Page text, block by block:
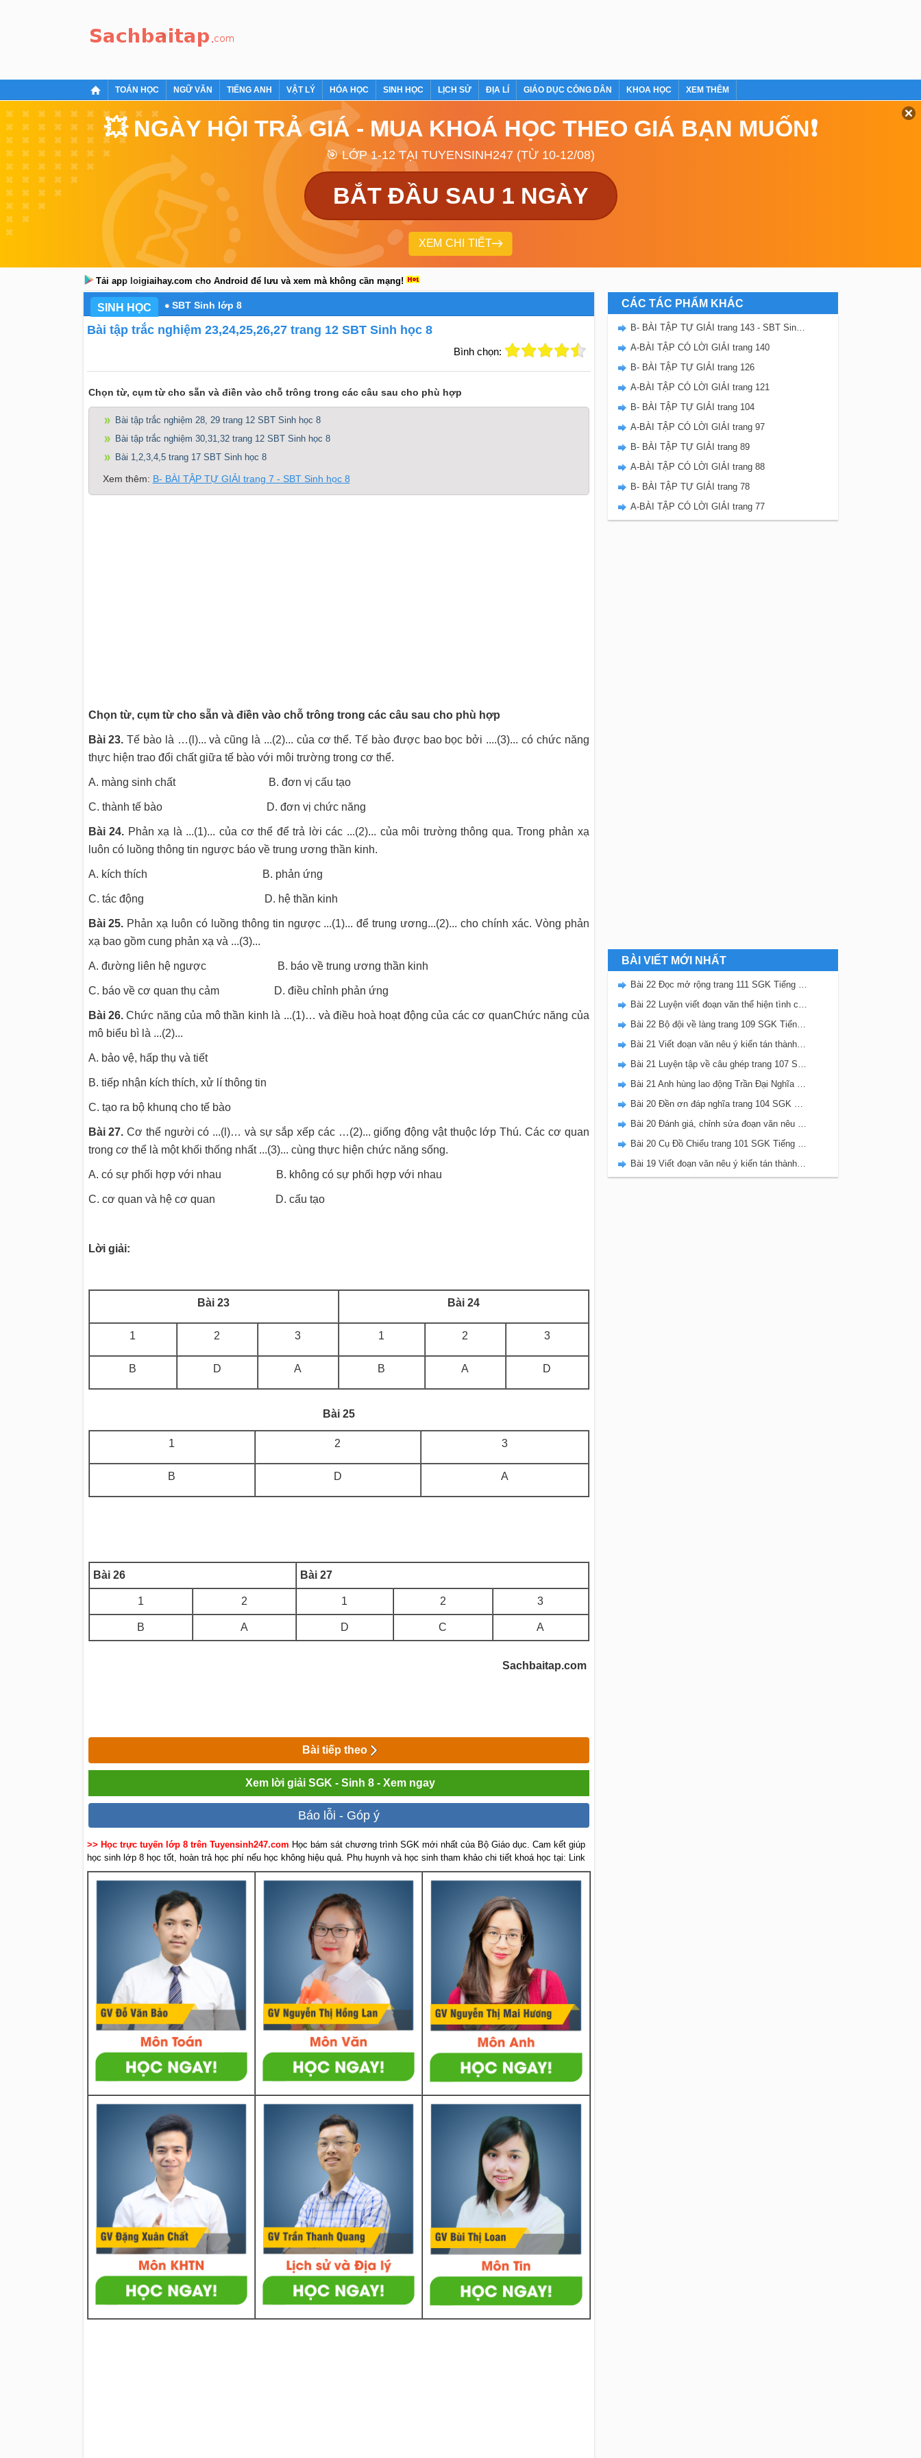
TOÁN HỌC NGỮ VĂN TIẾNG ANH VẬT LÝ HÓA HỌC SINH HỌC LỊCH SỬ ĐỊA LÍ GIÁO DỤC CÔNG DÂN KHOA HỌC XEM THÊM
💥 NGÀY HỘI TRẢ GIÁ - MUA KHOÁ HỌC THEO GIÁ BẠN MUỐN❗
🎯 LỚP 1-12 TẠI TUYENSINH247 (TỪ 10-12/08)
BẮT ĐẦU SAU 1 NGÀY
XEM CHI TIẾT
Tải app loigiaihay.com cho Android để lưu và xem mà không cần mạng!
SINH HỌC SBT Sinh lớp 8
Bài tập trắc nghiệm 23,24,25,26,27 trang 12 SBT Sinh học 8
Bình chọn:
Chọn từ, cụm từ cho sẵn và điền vào chỗ trông trong các câu sau cho phù hợp
Bài tập trắc nghiệm 28, 29 trang 12 SBT Sinh học 8
Bài tập trắc nghiệm 30,31,32 trang 12 SBT Sinh học 8
Bài 1,2,3,4,5 trang 17 SBT Sinh học 8
Xem thêm: B- BÀI TẬP TỰ GIẢI trang 7 - SBT Sinh học 8
Chọn từ, cụm từ cho sẵn và điền vào chỗ trông trong các câu sau cho phù hợp
Bài 23. Tế bào là …(l)... và cũng là ...(2)... của cơ thể. Tế bào được bao bọc bởi ....(3)... có chức năng
thực hiện trao đổi chất giữa tế bào với môi trường trong cơ thể.
A. màng sinh chất B. đơn vị cấu tạo
C. thành tế bào D. đơn vị chức năng
Bài 24. Phản xạ là ...(1)... của cơ thể để trả lời các ...(2)... của môi trường thông qua. Trong phản xạ
luôn có luồng thông tin ngược báo về trung ương thần kinh.
A. kích thích B. phản ứng
C. tác động D. hệ thần kinh
Bài 25. Phản xạ luôn có luồng thông tin ngược ...(1)... để trung ương...(2)... cho chính xác. Vòng phản
xạ bao gồm cung phản xạ và ...(3)...
A. đường liên hệ ngược B. báo về trung ương thần kinh
C. báo về cơ quan thụ cảm D. điều chỉnh phản ứng
Bài 26.Chức năng của mô thần kinh là ...(1)… và điều hoà hoạt động của các cơ quanChức năng của
mô biểu bì là ...(2)...
A. bảo vệ, hấp thụ và tiết
B. tiếp nhận kích thích, xử lí thông tin
C. tạo ra bộ khunq cho tế bào
Bài 27. Cơ thể người có ...(l)… và sự sắp xếp các …(2)... giống động vật thuộc lớp Thú. Các cơ quan
trong cơ thể là một khối thống nhất ...(3)... cùng thực hiện chức năng sống.
A. có sự phối hợp với nhau B. không có sự phối hợp với nhau
C. cơ quan và hệ cơ quan D. cấu tạo
Lời giải:
Bài 23 Bài 24
1 2 3 1 2 3
B D A B A D
Bài 25
1 2 3
B D A
Bài 26 Bài 27
1 2 1 2 3
B A D C A
Sachbaitap.com
Bài tiếp theo
Xem lời giải SGK - Sinh 8 - Xem ngay
Báo lỗi - Góp ý
>> Học trực tuyến lớp 8 trên Tuyensinh247.com Học bám sát chương trình SGK mới nhất của Bộ Giáo dục. Cam kết giúp
học sinh lớp 8 học tốt, hoàn trả học phí nếu học không hiệu quả. Phụ huynh và học sinh tham khảo chi tiết khoá học tại: Link
CÁC TÁC PHẨM KHÁC
B- BÀI TẬP TỰ GIẢI trang 143 - SBT Sinh học 8
A-BÀI TẬP CÓ LỜI GIẢI trang 140
B- BÀI TẬP TỰ GIẢI trang 126
A-BÀI TẬP CÓ LỜI GIẢI trang 121
B- BÀI TẬP TỰ GIẢI trang 104
A-BÀI TẬP CÓ LỜI GIẢI trang 97
B- BÀI TẬP TỰ GIẢI trang 89
A-BÀI TẬP CÓ LỜI GIẢI trang 88
B- BÀI TẬP TỰ GIẢI trang 78
A-BÀI TẬP CÓ LỜI GIẢI trang 77
BÀI VIẾT MỚI NHẤT
Bài 22 Đọc mở rộng trang 111 SGK Tiếng Việt 5 Kết nối tri thức tập 2
Bài 22 Luyện viết đoạn văn thể hiện tình cảm, cảm xúc về một sự việc trang 111 SGK Tiếng Việt 5 Kết nối tri thức tập 2
Bài 22 Bộ đội về làng trang 109 SGK Tiếng Việt 5 Kết nối tri thức tập 2
Bài 21 Viết đoạn văn nêu ý kiến tán thành một sự việc, hiện tượng (Bài viết số 2) trang 108 SGK Tiếng Việt 5 Kết nối tri thức tập 2
Bài 21 Luyện tập về câu ghép trang 107 SGK Tiếng Việt 5 Kết nối tri thức tập 2
Bài 21 Anh hùng lao động Trần Đại Nghĩa trang 106 SGK Tiếng Việt 5 Kết nối tri thức tập 2
Bài 20 Đền ơn đáp nghĩa trang 104 SGK Tiếng Việt 5 Kết nối tri thức tập 2
Bài 20 Đánh giá, chỉnh sửa đoạn văn nêu ý kiến tán thành một sự vật, hiện tượng trang 103 SGK Tiếng Việt 5 Kết nối tri thức tập 2
Bài 20 Cụ Đồ Chiểu trang 101 SGK Tiếng Việt 5 Kết nối tri thức tập 2
Bài 19 Viết đoạn văn nêu ý kiến tán thành một sự việc, hiện tượng (Bài viết số 1) trang 100 SGK Tiếng Việt 5 Kết nối tri thức tập 2